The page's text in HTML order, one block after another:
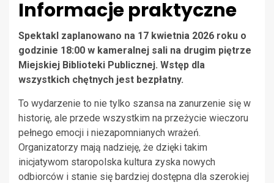
Informacje praktyczne
Spektakl zaplanowano na 17 kwietnia 2026 roku o
godzinie 18:00 w kameralnej sali na drugim piętrze
Miejskiej Biblioteki Publicznej. Wstęp dla
wszystkich chętnych jest bezpłatny.
To wydarzenie to nie tylko szansa na zanurzenie się w
historię, ale przede wszystkim na przeżycie wieczoru
pełnego emocji i niezapomnianych wrażeń.
Organizatorzy mają nadzieję, że dzięki takim
inicjatywom staropolska kultura zyska nowych
odbiorców i stanie się bardziej dostępna dla szerokiej